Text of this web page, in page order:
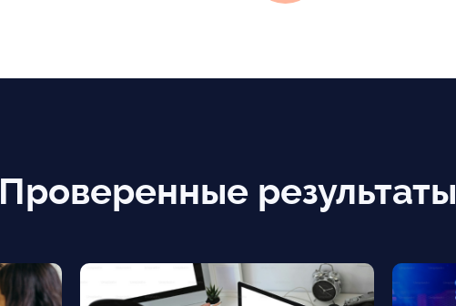
Проверенные результаты